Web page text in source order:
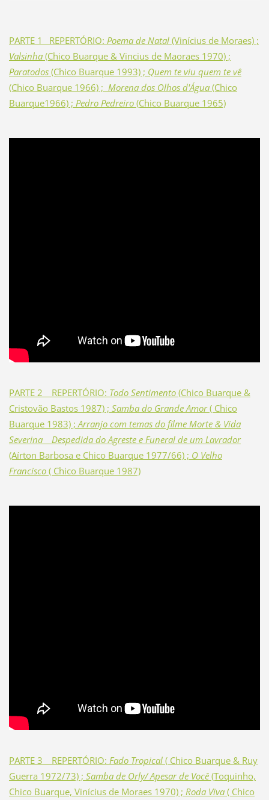
PARTE 1_ REPERTÓRIO: Poema de Natal(Vinícius de Moraes) ;
Valsinha(Chico Buarque & Vincius de Maoraes 1970) ;
Paratodos(Chico Buarque 1993) ; Quem te viu quem te vê
(Chico Buarque 1966) ; Morena dos Olhos d'Água(Chico
Buarque1966) ; Pedro Pedreiro(Chico Buarque 1965)
PARTE 2 _ REPERTÓRIO: Todo Sentimento(Chico Buarque &
Cristovão Bastos 1987) ; Samba do Grande Amor( Chico
Buarque 1983) ; Arranjo com temas do filme Morte & Vida
Severina_ Despedida do Agreste e Funeral de um Lavrador
(Aírton Barbosa e Chico Buarque 1977/66) ; O Velho
Francisco( Chico Buarque 1987)
PARTE 3 _ REPERTÓRIO: Fado Tropical( Chico Buarque & Ruy
Guerra 1972/73) ; Samba de Orly/ Apesar de Você(Toquinho,
Chico Buarque, Vinícius de Moraes 1970) ; Roda Viva( Chico